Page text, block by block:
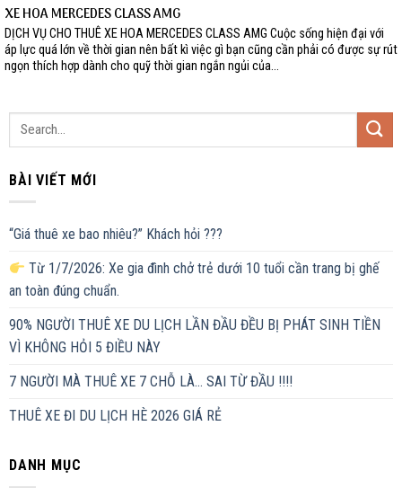
XE HOA MERCEDES CLASS AMG
DỊCH VỤ CHO THUÊ XE HOA MERCEDES CLASS AMG Cuộc sống hiện đại với
áp lực quá lớn về thời gian nên bất kì việc gì bạn cũng cần phải có được sự rút
ngọn thích hợp dành cho quỹ thời gian ngắn ngủi của...
BÀI VIẾT MỚI
“Giá thuê xe bao nhiêu?” Khách hỏi ???
Từ 1/7/2026: Xe gia đình chở trẻ dưới 10 tuổi cần trang bị ghế
an toàn đúng chuẩn.
90% NGƯỜI THUÊ XE DU LỊCH LẦN ĐẦU ĐỀU BỊ PHÁT SINH TIỀN
VÌ KHÔNG HỎI 5 ĐIỀU NÀY
7 NGƯỜI MÀ THUÊ XE 7 CHỖ LÀ… SAI TỪ ĐẦU !!!!
THUÊ XE ĐI DU LỊCH HÈ 2026 GIÁ RẺ
DANH MỤC